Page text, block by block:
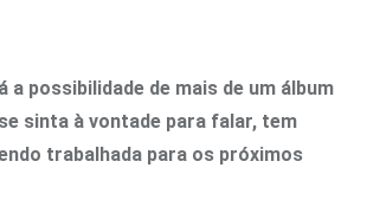
a possibilidade de mais de um álbum
sinta à vontade para falar, tem
trabalhada para os próximos